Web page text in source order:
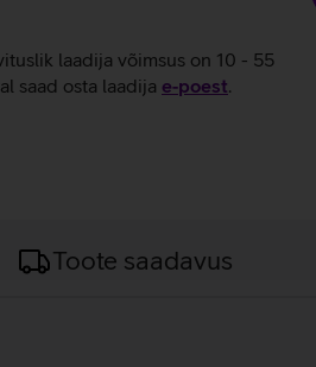
laadija võimsus on 10 - 55
saad osta laadija e‑poest.
Toote saadavus